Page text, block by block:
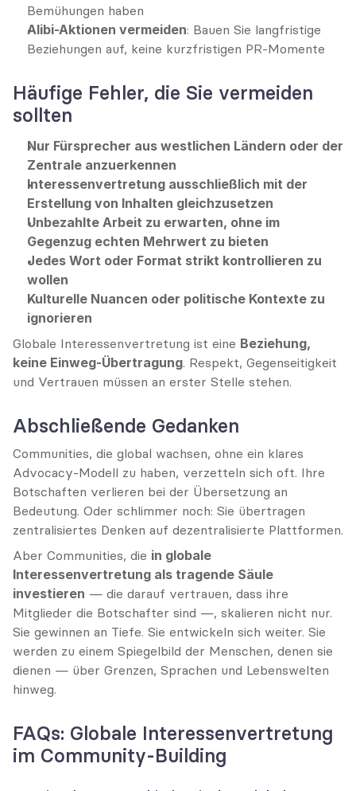
Bemühungen haben
Alibi-Aktionen vermeiden: Bauen Sie langfristige
Beziehungen auf, keine kurzfristigen PR-Momente
Häufige Fehler, die Sie vermeiden
sollten
Nur Fürsprecher aus westlichen Ländern oder der
Zentrale anzuerkennen
Interessenvertretung ausschließlich mit der
Erstellung von Inhalten gleichzusetzen
Unbezahlte Arbeit zu erwarten, ohne im
Gegenzug echten Mehrwert zu bieten
Jedes Wort oder Format strikt kontrollieren zu
wollen
Kulturelle Nuancen oder politische Kontexte zu
ignorieren
Globale Interessenvertretung ist eine Beziehung,
keine Einweg-Übertragung. Respekt, Gegenseitigkeit
und Vertrauen müssen an erster Stelle stehen.
Abschließende Gedanken
Communities, die global wachsen, ohne ein klares
Advocacy-Modell zu haben, verzetteln sich oft. Ihre
Botschaften verlieren bei der Übersetzung an
Bedeutung. Oder schlimmer noch: Sie übertragen
zentralisiertes Denken auf dezentralisierte Plattformen.
Aber Communities, die in globale
Interessenvertretung als tragende Säule
investieren — die darauf vertrauen, dass ihre
Mitglieder die Botschafter sind —, skalieren nicht nur.
Sie gewinnen an Tiefe. Sie entwickeln sich weiter. Sie
werden zu einem Spiegelbild der Menschen, denen sie
dienen — über Grenzen, Sprachen und Lebenswelten
hinweg.
FAQs: Globale Interessenvertretung
im Community-Building